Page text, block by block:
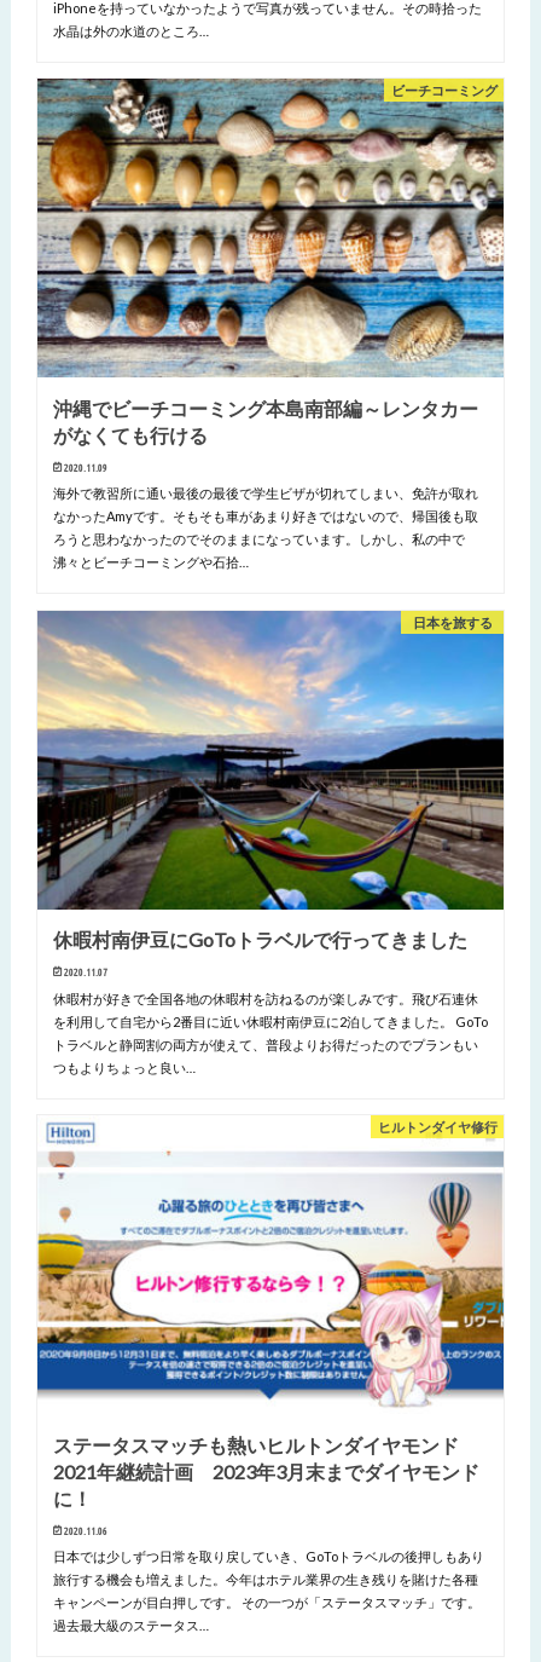
iPhoneを持っていなかったようで写真が残っていません。その時拾った
水晶は外の水道のところ…
ビーチコーミング
沖縄でビーチコーミング本島南部編～レンタカー
がなくても行ける
2020.11.09
海外で教習所に通い最後の最後で学生ビザが切れてしまい、免許が取れ
なかったAmyです。そもそも車があまり好きではないので、帰国後も取
ろうと思わなかったのでそのままになっています。しかし、私の中で
沸々とビーチコーミングや石拾…
日本を旅する
休暇村南伊豆にGoToトラベルで行ってきました
2020.11.07
休暇村が好きで全国各地の休暇村を訪ねるのが楽しみです。飛び石連休
を利用して自宅から2番目に近い休暇村南伊豆に2泊してきました。 GoTo
トラベルと静岡割の両方が使えて、普段よりお得だったのでプランもい
つもよりちょっと良い…
ヒルトンダイヤ修行
ステータスマッチも熱いヒルトンダイヤモンド
2021年継続計画 2023年3月末までダイヤモンド
に！
2020.11.06
日本では少しずつ日常を取り戻していき、GoToトラベルの後押しもあり
旅行する機会も増えました。今年はホテル業界の生き残りを賭けた各種
キャンペーンが目白押しです。 その一つが「ステータスマッチ」です。
過去最大級のステータス…